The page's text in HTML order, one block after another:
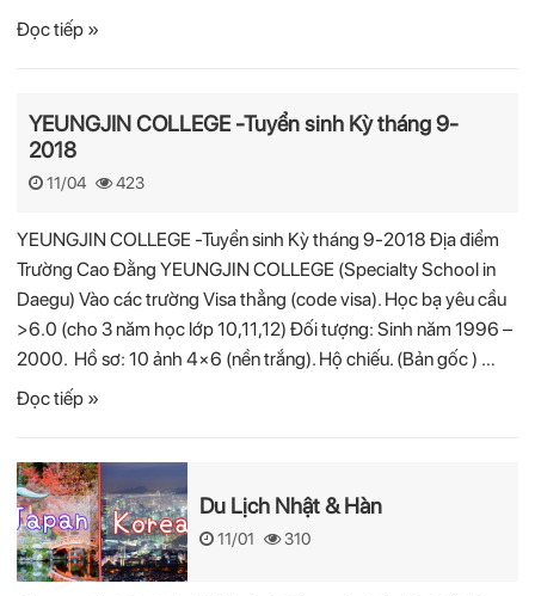
Đọc tiếp »
YEUNGJIN COLLEGE -Tuyển sinh Kỳ tháng 9-
2018
11/04 423
YEUNGJIN COLLEGE -Tuyển sinh Kỳ tháng 9-2018 Địa điểm
Trường Cao Đằng YEUNGJIN COLLEGE (Specialty School in
Daegu) Vào các trường Visa thẳng (code visa). Học bạ yêu cầu
>6.0 (cho 3 năm học lớp 10,11,12) Đối tượng: Sinh năm 1996 –
2000. Hồ sơ: 10 ảnh 4×6 (nền trắng). Hộ chiếu. (Bản gốc ) …
Đọc tiếp »
Du Lịch Nhật & Hàn
11/01 310